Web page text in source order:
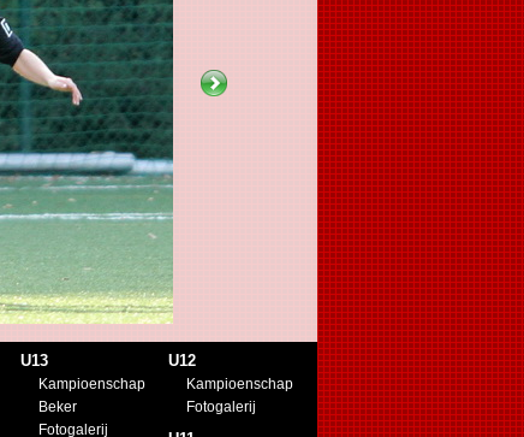
U13
Kampioenschap
Beker
Fotogalerij
U12
Kampioenschap
Fotogalerij